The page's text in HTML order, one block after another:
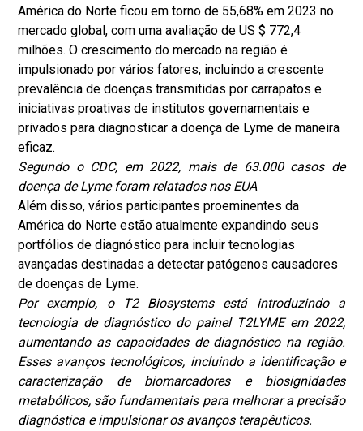
América do Norte ficou em torno de 55,68% em 2023 no
mercado global, com uma avaliação de US $ 772,4
milhões. O crescimento do mercado na região é
impulsionado por vários fatores, incluindo a crescente
prevalência de doenças transmitidas por carrapatos e
iniciativas proativas de institutos governamentais e
privados para diagnosticar a doença de Lyme de maneira
eficaz.
Segundo o CDC, em 2022, mais de 63.000 casos de
doença de Lyme foram relatados nos EUA
Além disso, vários participantes proeminentes da
América do Norte estão atualmente expandindo seus
portfólios de diagnóstico para incluir tecnologias
avançadas destinadas a detectar patógenos causadores
de doenças de Lyme.
Por exemplo, o T2 Biosystems está introduzindo a
tecnologia de diagnóstico do painel T2LYME em 2022,
aumentando as capacidades de diagnóstico na região.
Esses avanços tecnológicos, incluindo a identificação e
caracterização de biomarcadores e biosignidades
metabólicos, são fundamentais para melhorar a precisão
diagnóstica e impulsionar os avanços terapêuticos.